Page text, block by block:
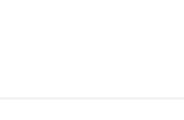
в Оренбурге